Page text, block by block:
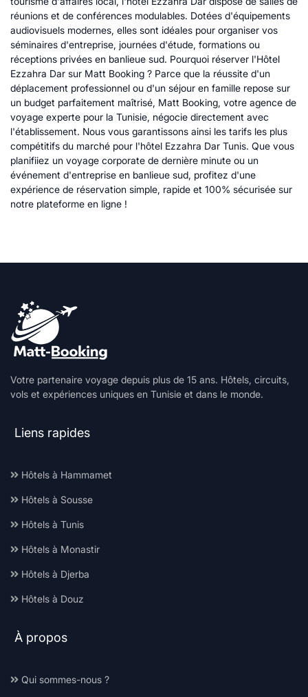
réunions et de conférences modulables. Dotées d'équipements
audiovisuels modernes, elles sont idéales pour organiser vos
séminaires d'entreprise, journées d'étude, formations ou
réceptions privées en banlieue sud. Pourquoi réserver l'Hôtel
Ezzahra Dar sur Matt Booking ? Parce que la réussite d'un
déplacement professionnel ou d'un séjour en famille repose sur
un budget parfaitement maîtrisé, Matt Booking, votre agence de
voyage experte pour la Tunisie, négocie directement avec
l'établissement. Nous vous garantissons ainsi les tarifs les plus
compétitifs du marché pour l'hôtel Ezzahra Dar Tunis. Que vous
planifiiez un voyage corporate de dernière minute ou un
événement d'entreprise en banlieue sud, profitez d'une
expérience de réservation simple, rapide et 100% sécurisée sur
notre plateforme en ligne !
Votre partenaire voyage depuis plus de 15 ans. Hôtels, circuits,
vols et expériences uniques en Tunisie et dans le monde.
Liens rapides
Hôtels à Hammamet
Hôtels à Sousse
Hôtels à Tunis
Hôtels à Monastir
Hôtels à Djerba
Hôtels à Douz
À propos
Qui sommes-nous ?